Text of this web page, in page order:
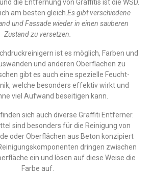
die Entfernung von Graffitis ist die WSD.
am besten gleich. Es gibt verschiedene
und Fassade wieder in einen sauberen
Zustand zu versetzen.
ist es möglich, Farben und
und anderen Oberflächen zu
gibt es auch eine spezielle Feucht-
welche besonders effektiv wirkt und
viel Aufwand beseitigen kann.
sich auch diverse Graffiti Entferner.
sind besonders für die Reinigung von
oder Oberflächen aus Beton konzipiert
dringen zwischen
ein und lösen auf diese Weise die
Farbe auf.